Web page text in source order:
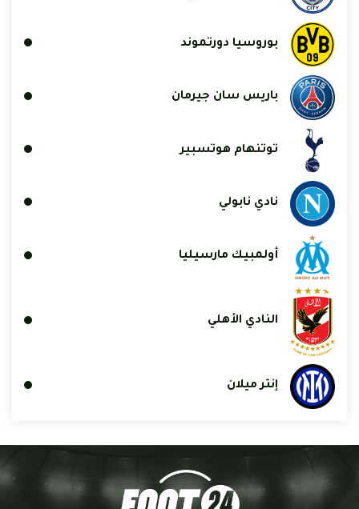
بوروسيا دورتموند
باريس سان جيرمان
توتنهام هوتسبير
نادي نابولي
أولمبيك مارسيليا
النادي الأهلي
إنتر ميلان